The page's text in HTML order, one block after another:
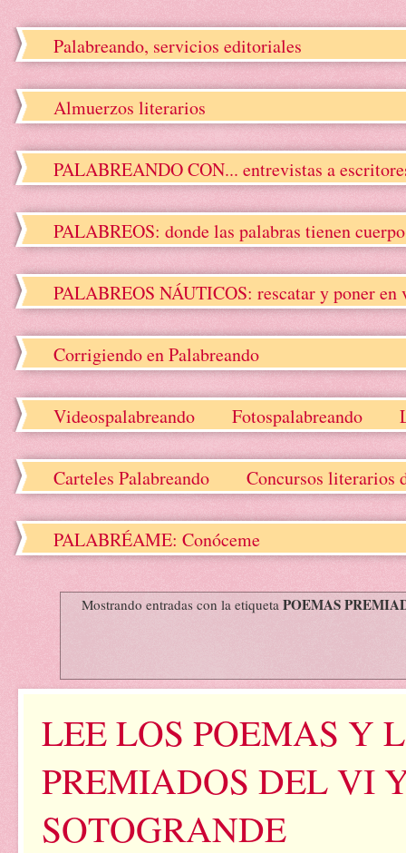
Palabreando, servicios editoriales
Almuerzos literarios
PALABREANDO CON... entrevistas a
PALABREOS: donde las palabras tienen
PALABREOS NÁUTICOS: rescatar y poner
Corrigiendo en Palabreando
Videospalabreando Fotospalabreando
Carteles Palabreando Concursos literarios
PALABRÉAME: Conóceme
Mostrando entradas con la etiqueta POEMAS
LEE LOS POEMAS Y
PREMIADOS DEL VI
SOTOGRANDE